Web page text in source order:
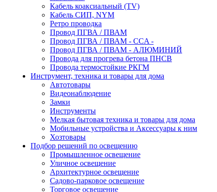
Кабель коаксиальный (TV)
Кабель СИП, NYM
Ретро проводка
Провод ПГВА / ПВАМ
Провод ПГВА / ПВАМ - CCA -
Провод ПГВА / ПВАМ - АЛЮМИНИЙ
Провода для прогрева бетона ПНСВ
Провода термостойкие РКГМ
Инструмент, техника и товары для дома
Автотовары
Видеонаблюдение
Замки
Инструменты
Мелкая бытовая техника и товары для дома
Мобильные устройства и Аксессуары к ним
Хозтовары
Подбор решений по освещению
Промышленное освещение
Уличное освещение
Архитектурное освещение
Садово-парковое освещение
Торговое освещение